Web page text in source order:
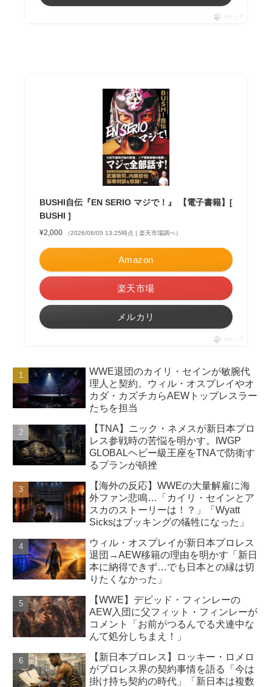
ポチップ
BUSHI自伝『EN SERIO マジで！』 【電子書籍】[
BUSHI ]
¥2,000 （2026/08/05 13:25時点 | 楽天市場調べ）
Amazon
楽天市場
メルカリ
ポチップ
WWE退団のカイリ・セインが敏腕代
理人と契約。ウィル・オスプレイやオ
カダ・カズチカらAEWトップレスラー
たちを担当
【TNA】ニック・ネメスが新日本プロ
レス参戦時の苦悩を明かす。IWGP
GLOBALヘビー級王座をTNAで防衛す
るプランが頓挫
【海外の反応】WWEの大量解雇に海
外ファン悲鳴…「カイリ・セインとア
スカのストーリーは！？」「Wyatt
Sicksはブッキングの犠牲になった」
ウィル・オスプレイが新日本プロレス
退団→AEW移籍の理由を明かす「新日
本に納得できず…でも日本との縁は切
りたくなかった」
【WWE】デビッド・フィンレーの
AEW入団に父フィット・フィンレーが
コメント「お前がつるんでる犬連中な
んて処分しちまえ！」
【新日本プロレス】ロッキー・ロメロ
がプロレス界の契約事情を語る「今は
掛け持ち契約の時代」「新日本は複数